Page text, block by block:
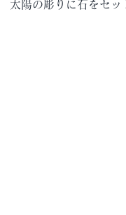
太陽の彫りに石をセッ